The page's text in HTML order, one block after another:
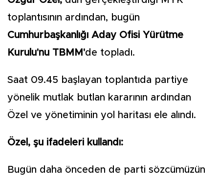
toplantısının ardından, bugün
Cumhurbaşkanlığı Aday Ofisi Yürütme
Kurulu'nu TBMM'de topladı.
Saat 09.45 başlayan toplantıda partiye
yönelik mutlak butlan kararının ardından
Özel ve yönetiminin yol haritası ele alındı.
Özel, şu ifadeleri kullandı:
Bugün daha önceden de parti sözcümüzün